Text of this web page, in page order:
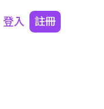
登入 註冊